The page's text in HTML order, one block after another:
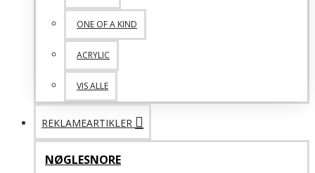
ONE OF A KIND
ACRYLIC
VIS ALLE
REKLAMEARTIKLER
NØGLESNORE